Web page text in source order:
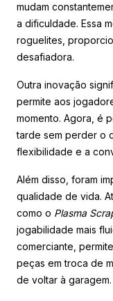
mudam
a dificuldade. Essa
roguelites,
desafiadora.
Outra inovação
permite aos
momento. Agora, é
tarde sem perder o
flexibilidade e a
Além disso, foram
qualidade de vida.
como o Plasma
jogabilidade mais
comerciante,
peças em troca de
de voltar à garagem.